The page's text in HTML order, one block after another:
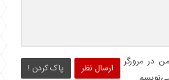
ارسال نظر پاک کردن !
در مرورگر